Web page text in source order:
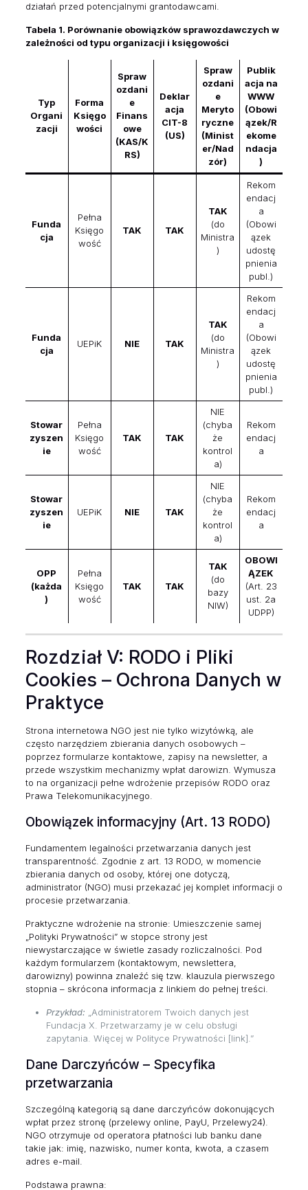
działań przed potencjalnymi grantodawcami.
Tabela 1. Porównanie obowiązków sprawozdawczych w
zależności od typu organizacji i księgowości
Typ
Organi
zacji
Forma
Księgo
wości
Spraw
ozdani
e
Finans
owe
(KAS/K
RS)
Deklar
acja
CIT-8
(US)
Spraw
ozdani
e
Meryto
ryczne
(Minist
er/Nad
zór)
Publik
acja na
WWW
(Obowi
ązek/R
ekome
ndacja
)
Funda
cja
Pełna
Księgo
wość
TAK TAK
TAK
(do
Ministra
)
Rekom
endacj
a
(Obowi
ązek
udostę
pnienia
publ.)
Funda
cja
UEPiK NIE TAK
TAK
(do
Ministra
)
Rekom
endacj
a
(Obowi
ązek
udostę
pnienia
publ.)
Stowar
zyszen
ie
Pełna
Księgo
wość
TAK TAK
NIE
(chyba
że
kontrol
a)
Rekom
endacj
a
Stowar
zyszen
ie
UEPiK NIE TAK
NIE
(chyba
że
kontrol
a)
Rekom
endacj
a
OPP
(każda
)
Pełna
Księgo
wość
TAK TAK
TAK
(do
bazy
NIW)
OBOWI
ĄZEK
(Art. 23
ust. 2a
UDPP)
Rozdział V: RODO i Pliki
Cookies – Ochrona Danych w
Praktyce
Strona internetowa NGO jest nie tylko wizytówką, ale
często narzędziem zbierania danych osobowych –
poprzez formularze kontaktowe, zapisy na newsletter, a
przede wszystkim mechanizmy wpłat darowizn. Wymusza
to na organizacji pełne wdrożenie przepisów RODO oraz
Prawa Telekomunikacyjnego.
Obowiązek informacyjny (Art. 13 RODO)
Fundamentem legalności przetwarzania danych jest
transparentność. Zgodnie z art. 13 RODO, w momencie
zbierania danych od osoby, której one dotyczą,
administrator (NGO) musi przekazać jej komplet informacji o
procesie przetwarzania.
Praktyczne wdrożenie na stronie: Umieszczenie samej
„Polityki Prywatności” w stopce strony jest
niewystarczające w świetle zasady rozliczalności. Pod
każdym formularzem (kontaktowym, newslettera,
darowizny) powinna znaleźć się tzw. klauzula pierwszego
stopnia – skrócona informacja z linkiem do pełnej treści.
Przykład: „Administratorem Twoich danych jest
Fundacja X. Przetwarzamy je w celu obsługi
zapytania. Więcej w Polityce Prywatności [link].”
Dane Darczyńców – Specyfika
przetwarzania
Szczególną kategorią są dane darczyńców dokonujących
wpłat przez stronę (przelewy online, PayU, Przelewy24).
NGO otrzymuje od operatora płatności lub banku dane
takie jak: imię, nazwisko, numer konta, kwota, a czasem
adres e-mail.
Podstawa prawna: